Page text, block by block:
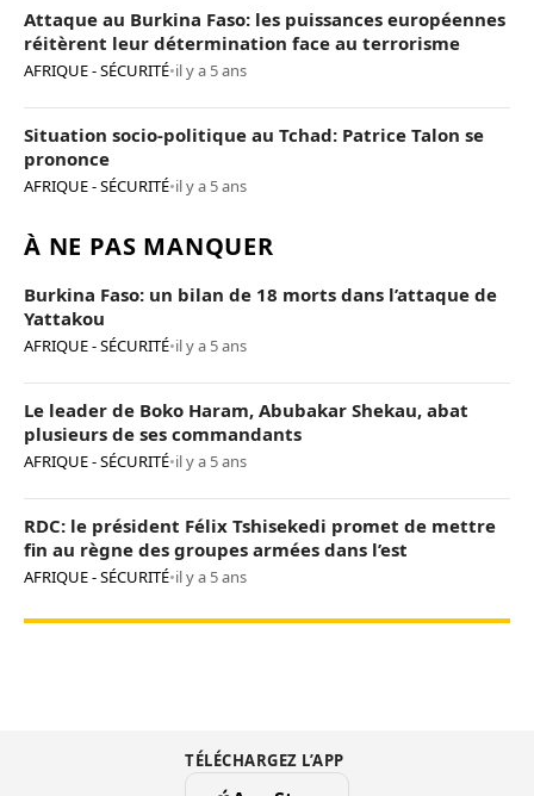
Attaque au Burkina Faso: les puissances européennes
réitèrent leur détermination face au terrorisme
AFRIQUE - SÉCURITÉ•il y a 5 ans
Situation socio-politique au Tchad: Patrice Talon se
prononce
AFRIQUE - SÉCURITÉ•il y a 5 ans
À NE PAS MANQUER
Burkina Faso: un bilan de 18 morts dans l’attaque de
Yattakou
AFRIQUE - SÉCURITÉ•il y a 5 ans
Le leader de Boko Haram, Abubakar Shekau, abat
plusieurs de ses commandants
AFRIQUE - SÉCURITÉ•il y a 5 ans
RDC: le président Félix Tshisekedi promet de mettre
fin au règne des groupes armées dans l’est
AFRIQUE - SÉCURITÉ•il y a 5 ans
TÉLÉCHARGEZ L’APP